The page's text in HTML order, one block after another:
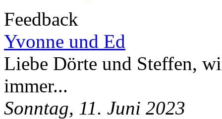
Feedback
Yvonne und Ed
Liebe Dörte und Steffen,
immer...
Sonntag, 11. Juni 2023